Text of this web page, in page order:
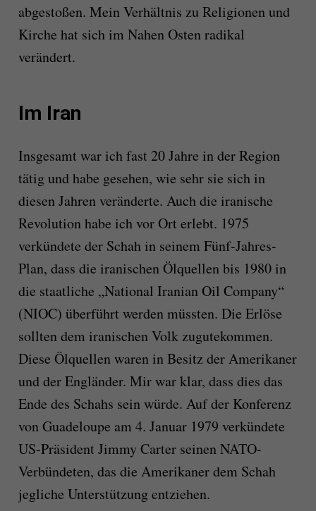
abgestoßen. Mein Verhältnis zu Religionen und
Kirche hat sich im Nahen Osten radikal
verändert.
Im Iran
Insgesamt war ich fast 20 Jahre in der Region
tätig und habe gesehen, wie sehr sie sich in
diesen Jahren veränderte. Auch die iranische
Revolution habe ich vor Ort erlebt. 1975
verkündete der Schah in seinem Fünf-Jahres-
Plan, dass die iranischen Ölquellen bis 1980 in
die staatliche „National Iranian Oil Company“
(NIOC) überführt werden müssten. Die Erlöse
sollten dem iranischen Volk zugutekommen.
Diese Ölquellen waren in Besitz der Amerikaner
und der Engländer. Mir war klar, dass dies das
Ende des Schahs sein würde. Auf der Konferenz
von Guadeloupe am 4. Januar 1979 verkündete
US-Präsident Jimmy Carter seinen NATO-
Verbündeten, das die Amerikaner dem Schah
jegliche Unterstützung entziehen.